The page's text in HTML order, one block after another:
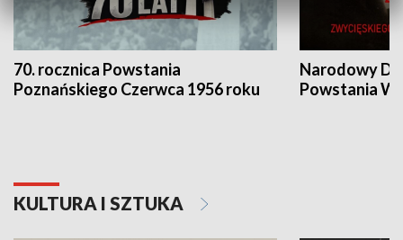
70. rocznica Powstania
Poznańskiego Czerwca 1956 roku
Narodowy
Powstania
KULTURA I SZTUKA